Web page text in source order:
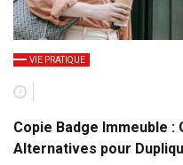
VIE PRATIQUE
Copie Badge Immeuble
Alternatives pour